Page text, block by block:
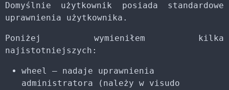
Domyślnie użytkownik posiada standardowe
uprawnienia użytkownika.
Poniżej wymieniłem kilka
najistotniejszych:
wheel – nadaje uprawnienia
administratora (należy w visudo